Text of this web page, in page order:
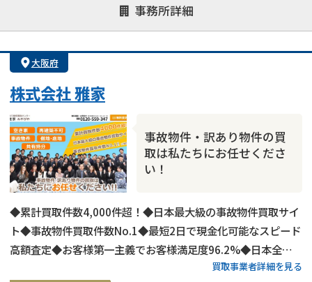
事務所詳細
1億円以上の買取可
大阪府
株式会社 雅家
事故物件・訳あり物件の買
取は私たちにお任せくださ
い！
◆累計買取件数4,000件超！◆日本最大級の事故物件買取サイ
ト◆事故物件買取件数No.1◆最短2日で現金化可能なスピード
高額査定◆お客様第一主義でお客様満足度96.2%◆日本全国
買取事業者詳細を見る